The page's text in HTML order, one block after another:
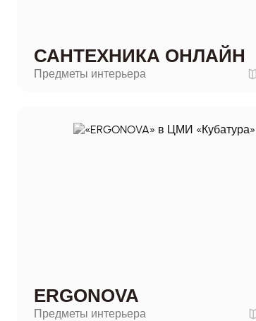
САНТЕХНИКА ОНЛАЙН
Предметы интерьера
ERGONOVA
Предметы интерьера